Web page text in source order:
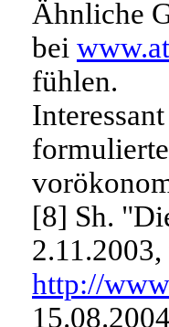
Ähnliche
bei
fühlen.
[8] Sh.
http://